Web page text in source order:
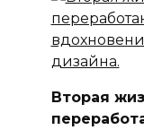
Вторая